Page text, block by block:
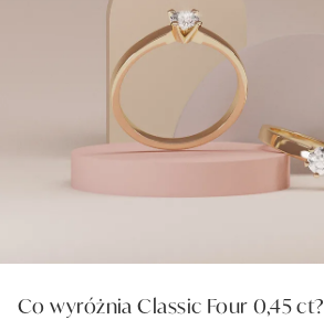
Co wyróżnia Classic Four 0,45 ct?